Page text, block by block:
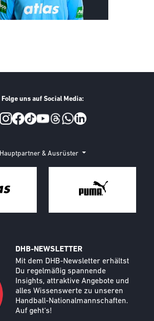
Folge uns auf Social Media:
Hauptpartner & Ausrüster
DHB-NEWSLETTER
Text
Mit dem DHB-Newsletter erhältst
Du regelmäßig spannende
Insights, attraktive Angebote und
alles Wissenswerte zu unseren
Handball-Nationalmannschaften.
Auf geht‘s!